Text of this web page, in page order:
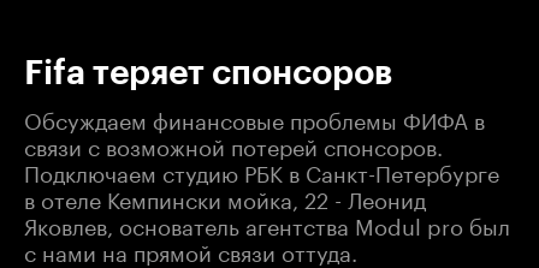
Fifa теряет спонсоров
Обсуждаем финансовые проблемы ФИФА в
связи с возможной потерей спонсоров.
Подключаем студию РБК в Санкт-Петербурге
в отеле Кемпински мойка, 22 - Леонид
Яковлев, основатель агентства Modul pro был
с нами на прямой связи оттуда.